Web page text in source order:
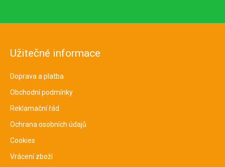
Užitečné informace
Doprava a platba
Obchodní podmínky
Reklamační řád
Ochrana osobních údajů
Cookies
Vrácení zboží